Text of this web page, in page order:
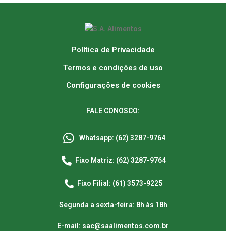
Política de Privacidade
Termos e condições de uso
Configurações de cookies
FALE CONOSCO:
Whatsapp: (62) 3287-9764
Fixo Matriz: (62) 3287-9764
Fixo Filial: (61) 3573-9225
Segunda a sexta-feira: 8h às 18h
E-mail: sac@saalimentos.com.br